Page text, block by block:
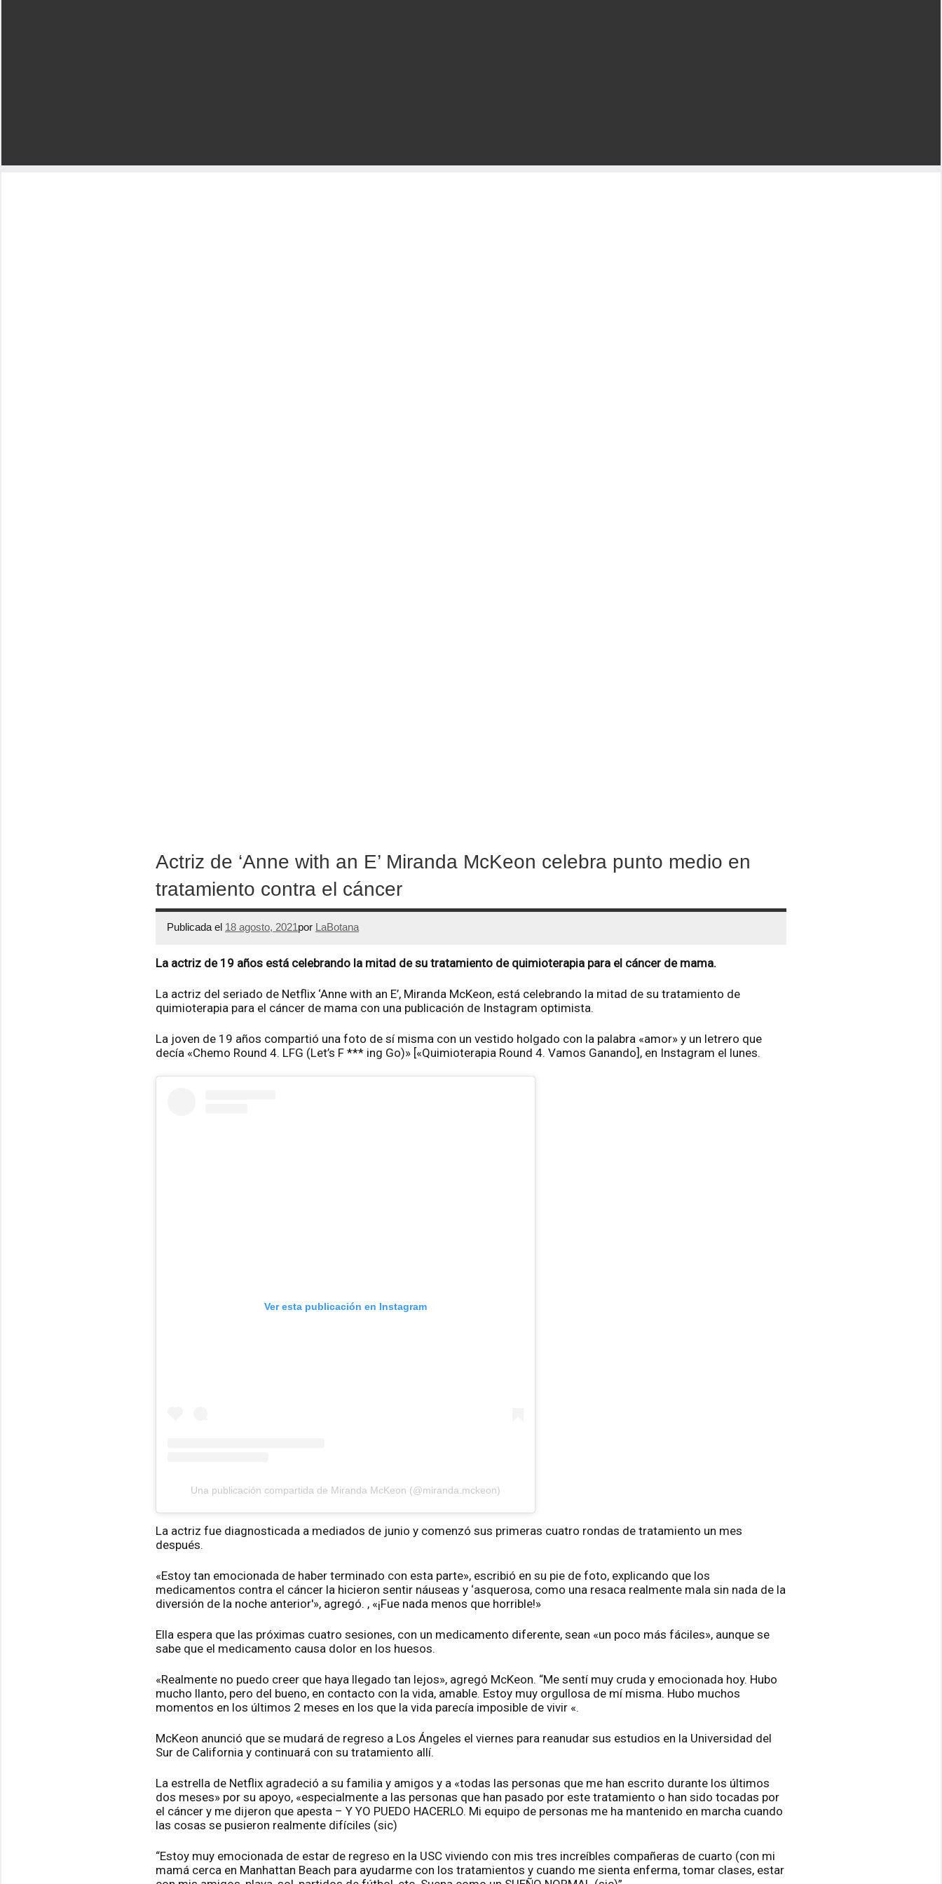
Actriz de ‘Anne with an E’ Miranda McKeon celebra punto medio en
tratamiento contra el cáncer
Publicada el 18 agosto, 2021por LaBotana
La actriz de 19 años está celebrando la mitad de su tratamiento de quimioterapia para el cáncer de mama.
La actriz del seriado de Netflix ‘Anne with an E’, Miranda McKeon, está celebrando la mitad de su tratamiento de
quimioterapia para el cáncer de mama con una publicación de Instagram optimista.
La joven de 19 años compartió una foto de sí misma con un vestido holgado con la palabra «amor» y un letrero que
decía «Chemo Round 4. LFG (Let’s F *** ing Go)» [«Quimioterapia Round 4. Vamos Ganando], en Instagram el lunes.
Ver esta publicación en Instagram
Una publicación compartida de Miranda McKeon (@miranda.mckeon)
La actriz fue diagnosticada a mediados de junio y comenzó sus primeras cuatro rondas de tratamiento un mes
después.
«Estoy tan emocionada de haber terminado con esta parte», escribió en su pie de foto, explicando que los
medicamentos contra el cáncer la hicieron sentir náuseas y ‘asquerosa, como una resaca realmente mala sin nada de la
diversión de la noche anterior'», agregó. , «¡Fue nada menos que horrible!»
Ella espera que las próximas cuatro sesiones, con un medicamento diferente, sean «un poco más fáciles», aunque se
sabe que el medicamento causa dolor en los huesos.
«Realmente no puedo creer que haya llegado tan lejos», agregó McKeon. “Me sentí muy cruda y emocionada hoy. Hubo
mucho llanto, pero del bueno, en contacto con la vida, amable. Estoy muy orgullosa de mí misma. Hubo muchos
momentos en los últimos 2 meses en los que la vida parecía imposible de vivir «.
McKeon anunció que se mudará de regreso a Los Ángeles el viernes para reanudar sus estudios en la Universidad del
Sur de California y continuará con su tratamiento allí.
La estrella de Netflix agradeció a su familia y amigos y a «todas las personas que me han escrito durante los últimos
dos meses» por su apoyo, «especialmente a las personas que han pasado por este tratamiento o han sido tocadas por
el cáncer y me dijeron que apesta – Y YO PUEDO HACERLO. Mi equipo de personas me ha mantenido en marcha cuando
las cosas se pusieron realmente difíciles (sic)
“Estoy muy emocionada de estar de regreso en la USC viviendo con mis tres increíbles compañeras de cuarto (con mi
mamá cerca en Manhattan Beach para ayudarme con los tratamientos y cuando me sienta enferma, tomar clases, estar